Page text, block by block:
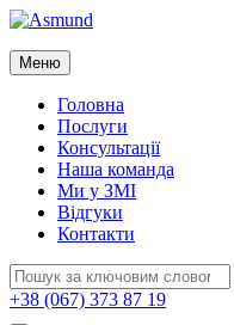
Перейти
вмісту
Asmund
Asmund
Меню
Головна
Послуги
Консультації
Наша команда
Ми у ЗМІ
Відгуки
Контакти
Пошук:
+38 (067) 373 87 19